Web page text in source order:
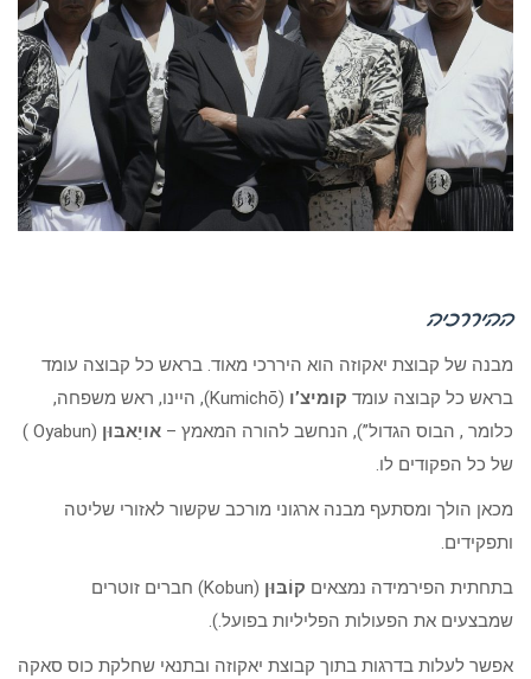
ההיררכיה
מבנה של קבוצת יאקוזה הוא היררכי מאוד. בראש כל קבוצה עומד
בראש כל קבוצה עומד קומיצ’ו
(Kumichō), היינו, ראש משפחה,
כלומר , הבוס הגדול”), הנחשב להורה המאמץ – אויַאבּוּן
(Oyabun )
של כל הפקודים לו.
מכאן הולך ומסתעף מבנה ארגוני מורכב שקשור לאזורי שליטה
ותפקידים.
בתחתית הפירמידה נמצאים קוֹבּוּן
(Kobun) חברים זוטרים
שמבצעים את הפעולות הפליליות בפועל.).
אפשר לעלות בדרגות בתוך קבוצת יאקוזה ובתנאי שחלקת כוס סאקה